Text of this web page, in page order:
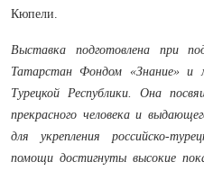
Кюпели.
Выставка подготовлена при
Татарстан Фондом «Знание» и
Турецкой Республики. Она
прекрасного человека и
для укрепления российско-
помощи достигнуты высокие